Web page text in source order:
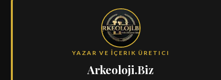
YAZAR VE İÇERIK ÜRETICI
Arkeoloji.Biz